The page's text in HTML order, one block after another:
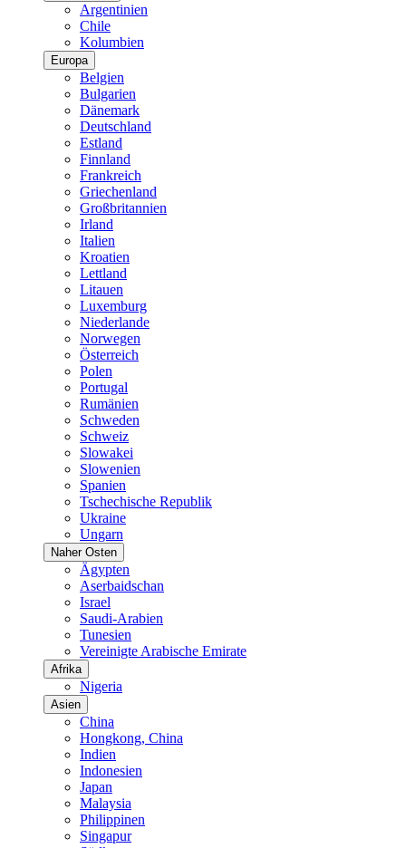
Argentinien
Chile
Kolumbien
Europa
Belgien
Bulgarien
Dänemark
Deutschland
Estland
Finnland
Frankreich
Griechenland
Großbritannien
Irland
Italien
Kroatien
Lettland
Litauen
Luxemburg
Niederlande
Norwegen
Österreich
Polen
Portugal
Rumänien
Schweden
Schweiz
Slowakei
Slowenien
Spanien
Tschechische Republik
Ukraine
Ungarn
Naher Osten
Ägypten
Aserbaidschan
Israel
Saudi-Arabien
Tunesien
Vereinigte Arabische Emirate
Afrika
Nigeria
Asien
China
Hongkong, China
Indien
Indonesien
Japan
Malaysia
Philippinen
Singapur